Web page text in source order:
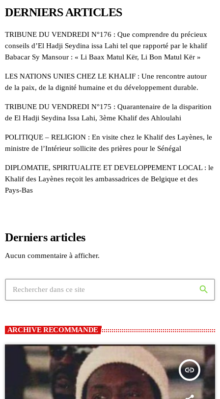
DERNIERS ARTICLES
TRIBUNE DU VENDREDI N°176 : Que comprendre du précieux
conseils d’El Hadji Seydina issa Lahi tel que rapporté par le khalif
Babacar Sy Mansour : « Li Baax Matul Kër, Li Bon Matul Kër »
LES NATIONS UNIES CHEZ LE KHALIF : Une rencontre autour
de la paix, de la dignité humaine et du développement durable.
TRIBUNE DU VENDREDI N°175 : Quarantenaire de la disparition
de El Hadji Seydina Issa Lahi, 3ème Khalif des Ahloulahi
POLITIQUE – RELIGION : En visite chez le Khalif des Layènes, le
ministre de l’Intérieur sollicite des prières pour le Sénégal
DIPLOMATIE, SPIRITUALITE ET DEVELOPPEMENT LOCAL : le
Khalif des Layènes reçoit les ambassadrices de Belgique et des
Pays-Bas
Derniers articles
Aucun commentaire à afficher.
search
ARCHIVE RECOMMANDE
insert_link